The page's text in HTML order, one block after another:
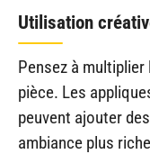
Utilisation
Pensez à
pièce. Les
peuvent ajouter
ambiance plus